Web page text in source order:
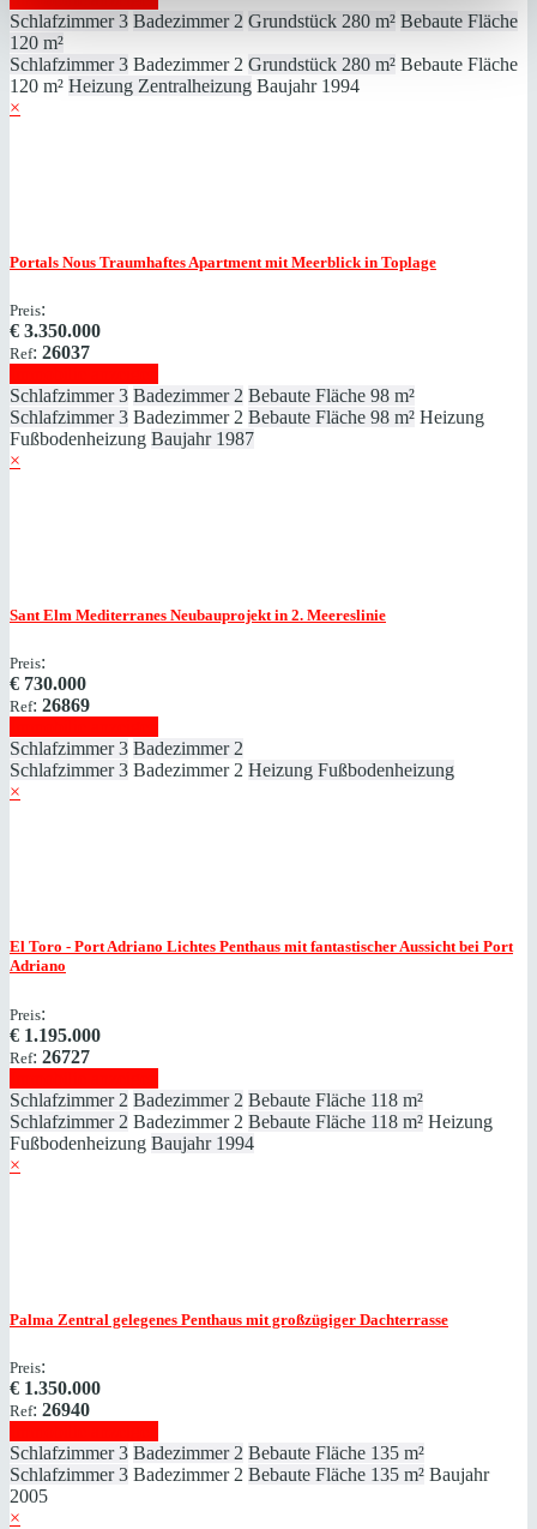
Schlafzimmer 3 Badezimmer 2 Grundstück 280 m² Bebaute Fläche
120 m²
Schlafzimmer 3 Badezimmer 2 Grundstück 280 m² Bebaute Fläche
120 m² Heizung Zentralheizung Baujahr 1994
×
Portals Nous Traumhaftes Apartment mit Meerblick in Toplage
Preis:
€ 3.350.000
Ref: 26037
Schlafzimmer 3 Badezimmer 2 Bebaute Fläche 98 m²
Schlafzimmer 3 Badezimmer 2 Bebaute Fläche 98 m² Heizung
Fußbodenheizung Baujahr 1987
×
Sant Elm Mediterranes Neubauprojekt in 2. Meereslinie
Preis:
€ 730.000
Ref: 26869
Schlafzimmer 3 Badezimmer 2
Schlafzimmer 3 Badezimmer 2 Heizung Fußbodenheizung
×
El Toro - Port Adriano Lichtes Penthaus mit fantastischer Aussicht bei Port
Adriano
Preis:
€ 1.195.000
Ref: 26727
Schlafzimmer 2 Badezimmer 2 Bebaute Fläche 118 m²
Schlafzimmer 2 Badezimmer 2 Bebaute Fläche 118 m² Heizung
Fußbodenheizung Baujahr 1994
×
Palma Zentral gelegenes Penthaus mit großzügiger Dachterrasse
Preis:
€ 1.350.000
Ref: 26940
Schlafzimmer 3 Badezimmer 2 Bebaute Fläche 135 m²
Schlafzimmer 3 Badezimmer 2 Bebaute Fläche 135 m² Baujahr
2005
×